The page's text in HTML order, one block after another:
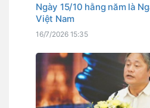
Ngày 15/10 hằng năm là
Việt Nam
16/7/2026 15:35